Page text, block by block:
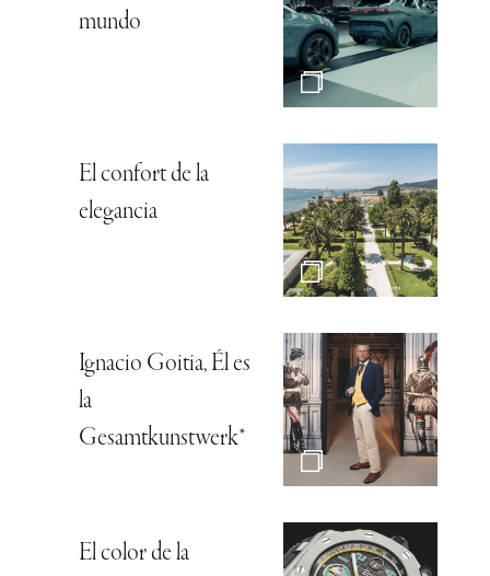
mundo
El confort de la
elegancia
Ignacio Goitia, Él es
la
Gesamtkunstwerk*
El color de la